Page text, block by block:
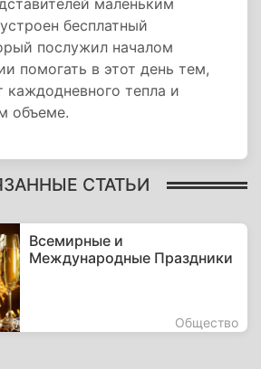
маленьким
бесплатный
послужил началом
помогать в этот день тем,
каждодневного тепла и
объеме.
СТАТЬИ
Всемирные и
Международные Праздники
Общество